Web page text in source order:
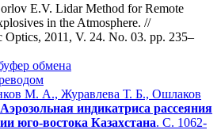
E.V. Lidar Method for Remote
in the Atmosphere. //
Optics, 2011, V. 24. No. 03. pp. 235–
обмена
М. А., Журавлева Т. Б., Ошлаков
Аэрозольная индикатриса рассеяния
юго-востока Казахстана. С. 1062-